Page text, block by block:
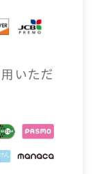
いただ